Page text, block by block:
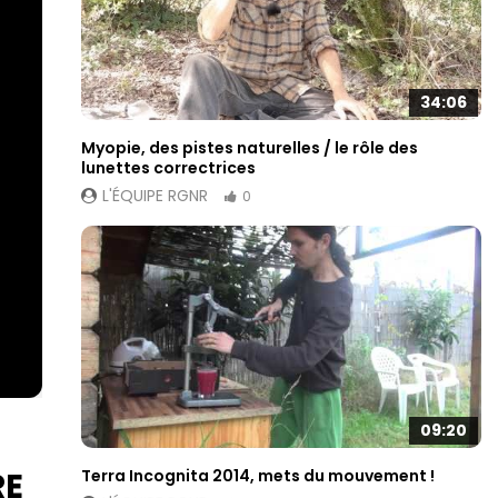
34:06
Myopie, des pistes naturelles / le rôle des
lunettes correctrices
L'ÉQUIPE RGNR
0
09:20
Terra Incognita 2014, mets du mouvement !